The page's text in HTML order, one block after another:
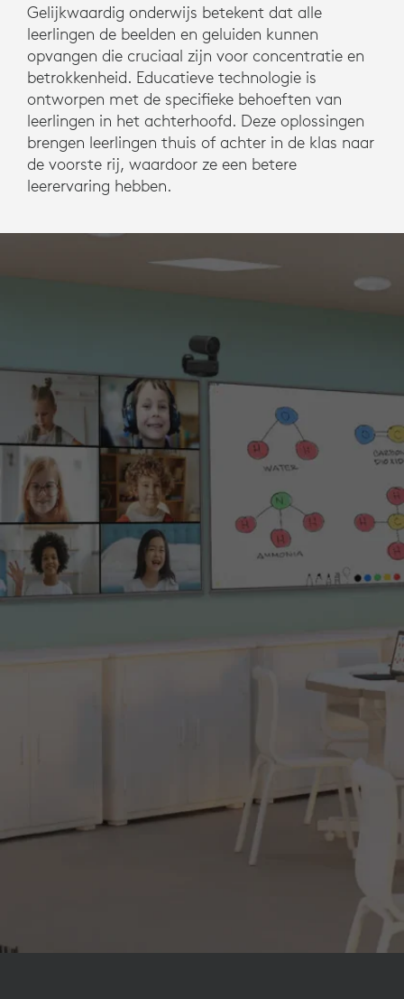
Gelijkwaardig onderwijs betekent dat alle
leerlingen de beelden en geluiden kunnen
opvangen die cruciaal zijn voor concentratie en
betrokkenheid. Educatieve technologie is
ontworpen met de specifieke behoeften van
leerlingen in het achterhoofd. Deze oplossingen
brengen leerlingen thuis of achter in de klas naar
de voorste rij, waardoor ze een betere
leerervaring hebben.